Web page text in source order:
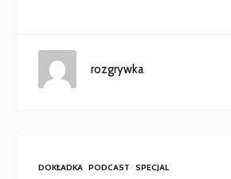
rozgrywka
DOKŁADKA PODCAST SPECJAL